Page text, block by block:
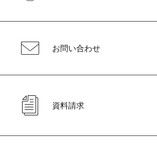
お問い合わせ
資料請求